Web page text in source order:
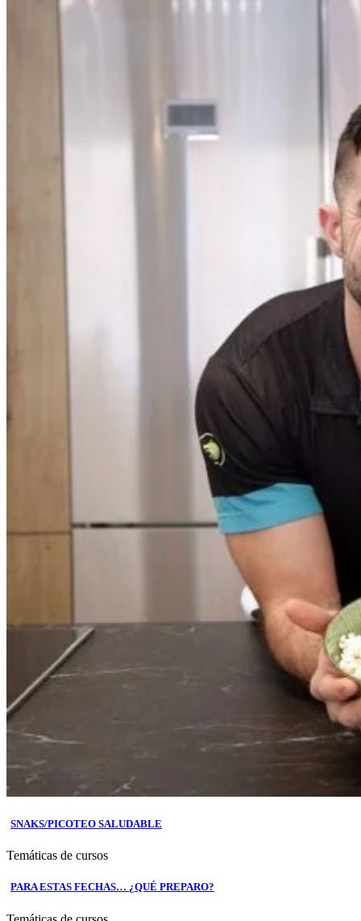
SNAKS/PICOTEO SALUDABLE
Temáticas de cursos
PARA ESTAS FECHAS… ¿QUÉ PREPARO?